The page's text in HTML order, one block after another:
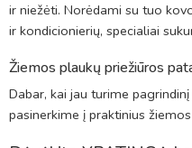
ir niežėti. Norėdami su tuo
ir kondicionierių, specialiai
Žiemos plaukų priežiūros
Dabar, kai jau turime
pasinerkime į praktinius